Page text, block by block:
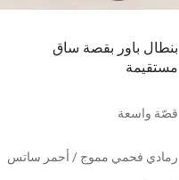
بنطال باور بقصة ساق
مستقيمة
قصّة واسعة
رمادي فحمي مموج / أحمر ساتس